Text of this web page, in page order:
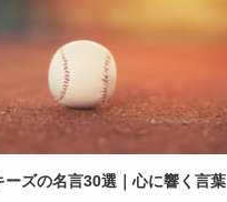
ーズの名言30選｜心に響く言葉